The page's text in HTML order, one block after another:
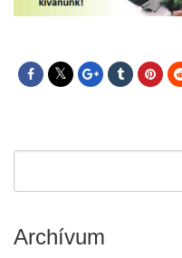
Archívum